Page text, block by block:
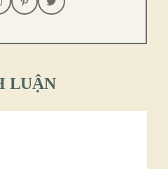
LUẬN